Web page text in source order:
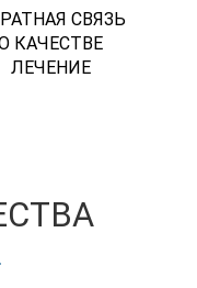
СВЯЗЬ
КАЧЕСТВЕ
ЛЕЧЕНИЕ